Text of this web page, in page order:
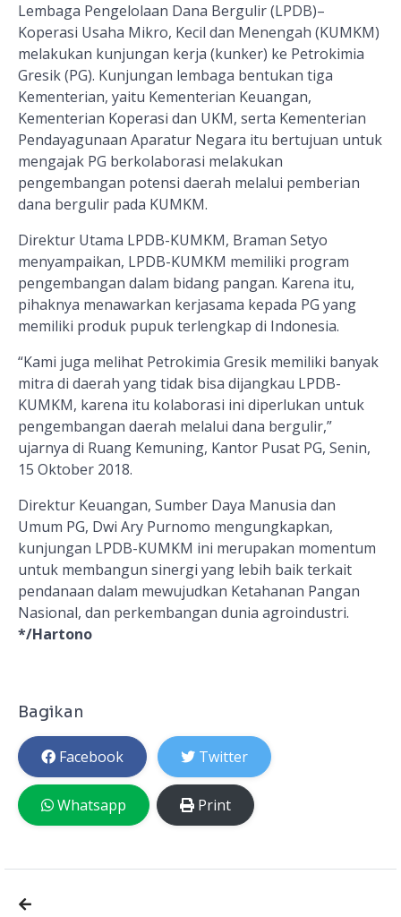
Lembaga Pengelolaan Dana Bergulir (LPDB)–
Koperasi Usaha Mikro, Kecil dan Menengah (KUMKM)
melakukan kunjungan kerja (kunker) ke Petrokimia
Gresik (PG). Kunjungan lembaga bentukan tiga
Kementerian, yaitu Kementerian Keuangan,
Kementerian Koperasi dan UKM, serta Kementerian
Pendayagunaan Aparatur Negara itu bertujuan untuk
mengajak PG berkolaborasi melakukan
pengembangan potensi daerah melalui pemberian
dana bergulir pada KUMKM.
Direktur Utama LPDB-KUMKM, Braman Setyo
menyampaikan, LPDB-KUMKM memiliki program
pengembangan dalam bidang pangan. Karena itu,
pihaknya menawarkan kerjasama kepada PG yang
memiliki produk pupuk terlengkap di Indonesia.
“Kami juga melihat Petrokimia Gresik memiliki banyak
mitra di daerah yang tidak bisa dijangkau LPDB-
KUMKM, karena itu kolaborasi ini diperlukan untuk
pengembangan daerah melalui dana bergulir,”
ujarnya di Ruang Kemuning, Kantor Pusat PG, Senin,
15 Oktober 2018.
Direktur Keuangan, Sumber Daya Manusia dan
Umum PG, Dwi Ary Purnomo mengungkapkan,
kunjungan LPDB-KUMKM ini merupakan momentum
untuk membangun sinergi yang lebih baik terkait
pendanaan dalam mewujudkan Ketahanan Pangan
Nasional, dan perkembangan dunia agroindustri.
*/Hartono
Bagikan
Facebook Twitter
Whatsapp Print